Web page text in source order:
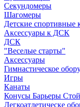
Секундомеры
Шагомеры
Детские спортивные
Аксессуары к ДСК
ДСК
"Веселые старты"
Аксессуары
Гимнастическое
Игры
Канаты
Конусы Барьеры
Легкоатлетическе